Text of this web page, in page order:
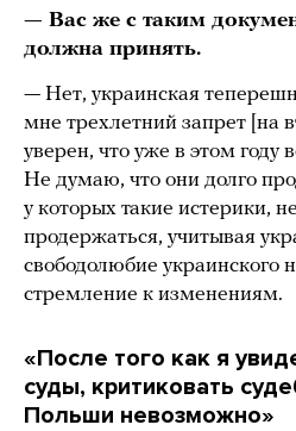
— Вас же с таким
должна принять.
— Нет, украинская
мне трехлетний запрет [на
уверен, что уже в этом году
Не думаю, что они долго
у которых такие истерики,
продержаться, учитывая
свободолюбие украинского
стремление к изменениям.
«После того как я
суды, критиковать
Польши невозможно»